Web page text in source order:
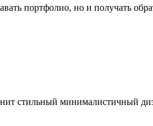
портфолио, но и получать
стильный минималистичный